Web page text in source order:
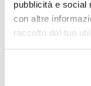
pubblicità e social
con altre
raccolto dal tuo